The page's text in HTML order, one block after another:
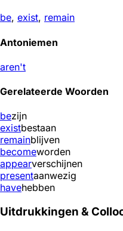
be, exist, remain
Antoniemen
aren't
Gerelateerde Woorden
bezijn
existbestaan
remainblijven
becomeworden
appearverschijnen
presentaanwezig
havehebben
Uitdrukkingen &